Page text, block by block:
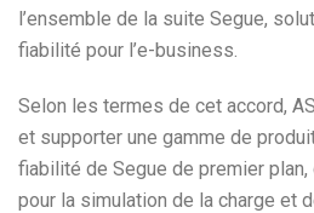
l’ensemble de la suite Segue,
fiabilité pour l’e-business.
Selon les termes de cet accord,
et supporter une gamme de
fiabilité de Segue de premier plan,
pour la simulation de la charge et